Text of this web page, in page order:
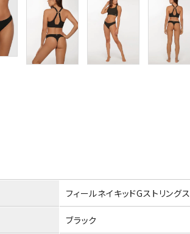
フィールネイキッドGストリングス
ブラック